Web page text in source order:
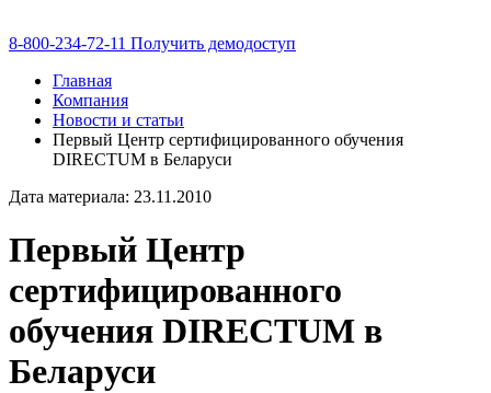
8-800-234-72-11 Получить демодоступ
Главная
Компания
Новости и статьи
Первый Центр сертифицированного обучения
DIRECTUM в Беларуси
Дата материала: 23.11.2010
Первый Центр
сертифицированного
обучения DIRECTUM в
Беларуси